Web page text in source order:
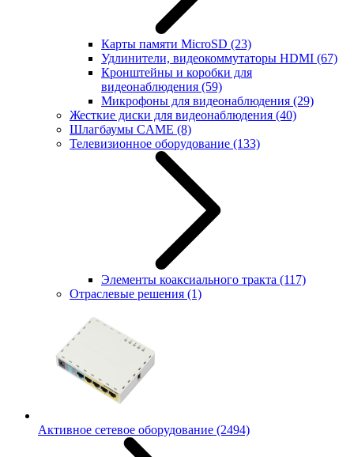
Карты памяти MicroSD (23)
Удлинители, видеокоммутаторы HDMI (67)
Кронштейны и коробки для
видеонаблюдения (59)
Микрофоны для видеонаблюдения (29)
Жесткие диски для видеонаблюдения (40)
Шлагбаумы CAME (8)
Телевизионное оборудование (133)
Элементы коаксиального тракта (117)
Отраслевые решения (1)
Активное сетевое оборудование (2494)